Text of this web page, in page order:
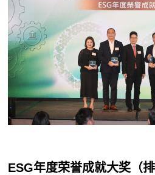
ESG年度荣誉成就大奖（排